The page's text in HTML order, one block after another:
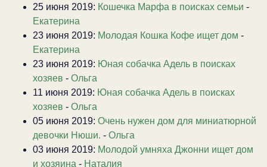
25 июня 2019: Кошечка Марфа в поисках семьи -
Екатерина
23 июня 2019: Молодая Кошка Кофе ищет дом -
Екатерина
23 июня 2019: Юная собачка Адель в поисках
хозяев - Ольга
11 июня 2019: Юная собачка Адель в поисках
хозяев - Ольга
05 июня 2019: Очень нужен дом для миниатюрной
девочки Нюши. - Ольга
03 июня 2019: Молодой умняха Джонни ищет дом
и хозяина - Наталия